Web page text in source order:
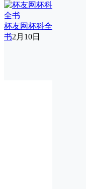
杯友网杯科全
书2月10日